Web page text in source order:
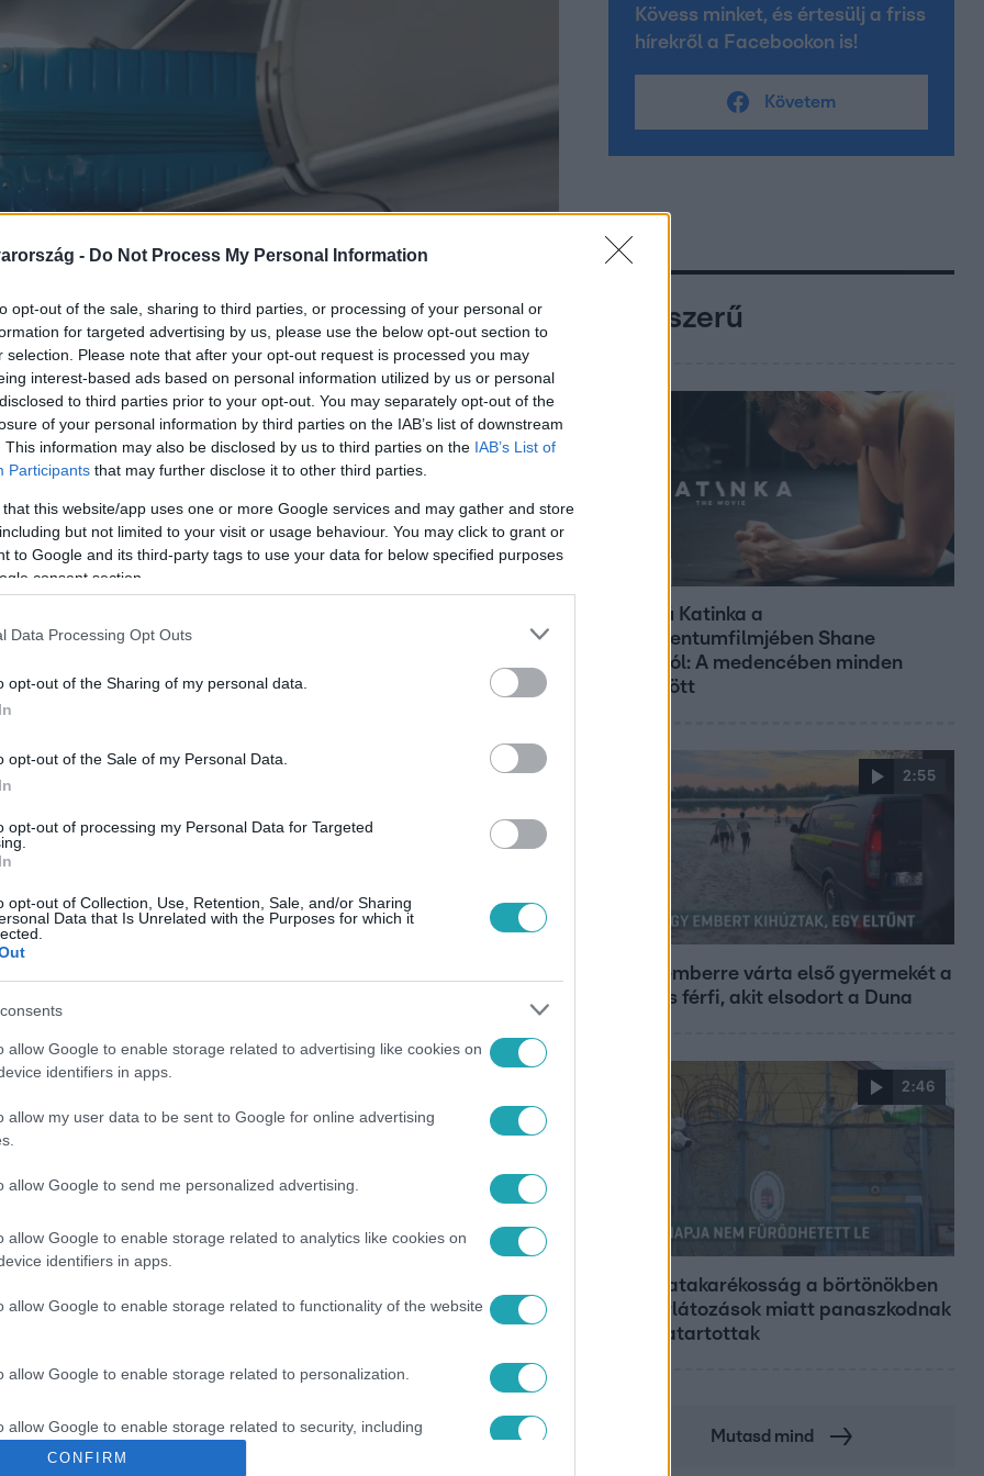
- Do Not Process My Personal Information
opt-out of the sale, sharing to third parties, or processing of your personal or
for targeted advertising by us, please use the below opt-out section to
selection. Please note that after your opt-out request is processed you may
interest-based ads based on personal information utilized by us or personal
to third parties prior to your opt-out. You may separately opt-out of the
of your personal information by third parties on the IAB’s list of downstream
This information may also be disclosed by us to third parties on the IAB’s List of
Participants that may further disclose it to other third parties.
that this website/app uses one or more Google services and may gather and store
but not limited to your visit or usage behaviour. You may click to grant or
to Google and its third-party tags to use your data for below specified purposes
consent section.
Data Processing Opt Outs
opt-out of the Sharing of my personal data.
opt-out of the Sale of my Personal Data.
opt-out of processing my Personal Data for Targeted
opt-out of Collection, Use, Retention, Sale, and/or Sharing
Data that Is Unrelated with the Purposes for which it
allow Google to enable storage related to advertising like cookies on
identifiers in apps.
allow my user data to be sent to Google for online advertising
allow Google to send me personalized advertising.
allow Google to enable storage related to analytics like cookies on
identifiers in apps.
allow Google to enable storage related to functionality of the website
allow Google to enable storage related to personalization.
allow Google to enable storage related to security, including
functionality and fraud prevention, and other user protection.
CONFIRM
fizetendő rejtett díjakat –
repülés. Mutatjuk, mit jelent ez a
fontos már most figyelned, ha repjegyet
legyen a Google-találatokban!
#LÉGITÁRSASÁGOK EURÓPA
Kövess minket, és értesülj a friss
hírekről a Facebookon is!
Követem
Népszerű
Hosszú Katinka a
dokumentumfilmjében Shane
Tusupról: A medencében minden
működött
2:55
Szeptemberre várta első gyermekét a
29 éves férfi, akit elsodort a Duna
2:46
Energiatakarékosság a börtönökben
is – korlátozások miatt panaszkodnak
a fogvatartottak
Mutasd mind